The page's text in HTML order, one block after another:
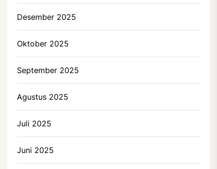
Desember 2025
Oktober 2025
September 2025
Agustus 2025
Juli 2025
Juni 2025